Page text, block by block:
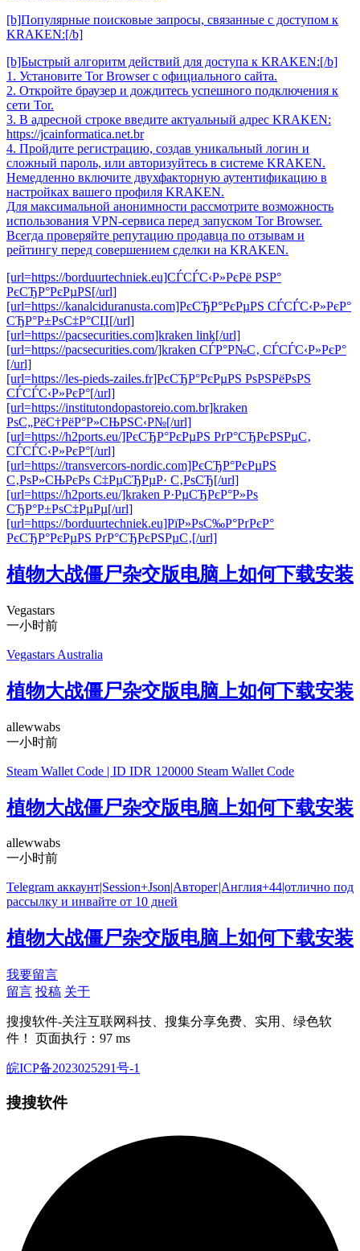
[b]Популярные поисковые запросы, связанные с доступом к
KRAKEN:[/b]
[b]Быстрый алгоритм действий для доступа к KRAKEN:[/b]
1. Установите Tor Browser с официального сайта.
2. Откройте браузер и дождитесь успешного подключения к
сети Tor.
3. В адресной строке введите актуальный адрес KRAKEN:
https://jcainformatica.net.br
4. Пройдите регистрацию, создав уникальный логин и
сложный пароль, или авторизуйтесь в системе KRAKEN.
Немедленно включите двухфакторную аутентификацию в
настройках вашего профиля KRAKEN.
Для максимальной анонимности рассмотрите возможность
использования VPN-сервиса перед запуском Tor Browser.
Всегда проверяйте репутацию продавца по отзывам и
рейтингу перед совершением сделки на KRAKEN.
[url=https://borduurtechniek.eu]СЃСЃС‹Р»РєРё РЅР°
РєСЂР°РєРµРЅ[/url]
[url=https://kanalciduranusta.com]РєСЂР°РєРµРЅ СЃСЃС‹Р»РєР°
СЂР°Р±РѕС‡Р°СЏ[/url]
[url=https://pacsecurities.com]kraken link[/url]
[url=https://pacsecurities.com/]kraken СЃР°Р№С‚ СЃСЃС‹Р»РєР°
[/url]
[url=https://les-pieds-zailes.fr]РєСЂР°РєРµРЅ РѕРЅРёРѕРЅ
СЃСЃС‹Р»РєР°[/url]
[url=https://institutondopastoreio.com.br]kraken
РѕС„РёС†РёР°Р»СЊРЅС‹Р№[/url]
[url=https://h2ports.eu/]РєСЂР°РєРµРЅ РґР°СЂРєРЅРµС‚
СЃСЃС‹Р»РєР°[/url]
[url=https://transvercors-nordic.com]РєСЂР°РєРµРЅ
С‚РѕР»СЊРєРѕ С‡РµСЂРµР· С‚РѕСЂ[/url]
[url=https://h2ports.eu/]kraken Р·РµСЂРєР°Р»Рѕ
СЂР°Р±РѕС‡РµРµ[/url]
[url=https://borduurtechniek.eu]РїР»РѕС‰Р°РґРєР°
РєСЂР°РєРµРЅ РґР°СЂРєРЅРµС‚[/url]
植物大战僵尸杂交版电脑上如何下载安装
Vegastars
一小时前
Vegastars Australia
植物大战僵尸杂交版电脑上如何下载安装
allewwabs
一小时前
Steam Wallet Code | ID IDR 120000 Steam Wallet Code
植物大战僵尸杂交版电脑上如何下载安装
allewwabs
一小时前
Telegram аккаунт|Session+Json|Авторег|Англия+44|отлично под
рассылку и инвайте от 10 дней
植物大战僵尸杂交版电脑上如何下载安装
我要留言
留言 投稿 关于
搜搜软件-关注互联网科技、搜集分享免费、实用、绿色软
件！ 页面执行：97 ms
皖ICP备2023025291号-1
搜搜软件